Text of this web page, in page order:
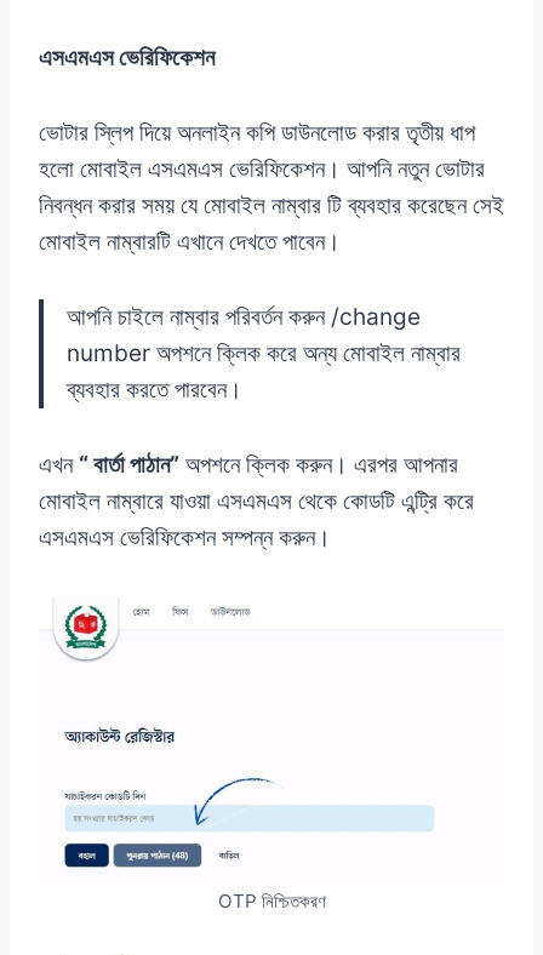
এসএমএস ভেরিফিকেশন
ভোটার স্লিপ দিয়ে অনলাইন কপি ডাউনলোড করার তৃতীয় ধাপ
হলো মোবাইল এসএমএস ভেরিফিকেশন। আপনি নতুন ভোটার
নিবন্ধন করার সময় যে মোবাইল নাম্বার টি ব্যবহার করেছেন সেই
মোবাইল নাম্বারটি এখানে দেখতে পাবেন।
আপনি চাইলে নাম্বার পরিবর্তন করুন /change
number অপশনে ক্লিক করে অন্য মোবাইল নাম্বার
ব্যবহার করতে পারবেন।
এখন “ বার্তা পাঠান” অপশনে ক্লিক করুন। এরপর আপনার
মোবাইল নাম্বারে যাওয়া এসএমএস থেকে কোডটি এন্ট্রি করে
এসএমএস ভেরিফিকেশন সম্পন্ন করুন।
OTP নিশ্চিতকরণ